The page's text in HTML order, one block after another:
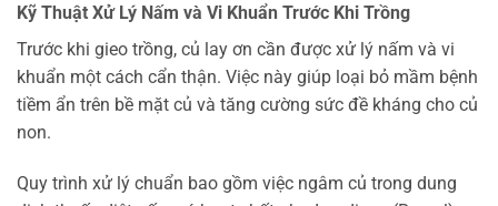
Kỹ Thuật Xử Lý Nấm và Vi Khuẩn Trước Khi Trồng
Trước khi gieo trồng, củ lay ơn cần được xử lý nấm và vi
khuẩn một cách cẩn thận. Việc này giúp loại bỏ mầm bệnh
tiềm ẩn trên bề mặt củ và tăng cường sức đề kháng cho củ
non.
Quy trình xử lý chuẩn bao gồm việc ngâm củ trong dung